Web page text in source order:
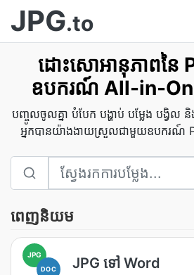
JPG.to
ដោះសោអានុភាពនៃ
ឧបករណ៍ All-in-
បញ្ចូលចូលគ្នា បំបែក បង្ហាប់ បម្លែង បង្វិល
អ្នកបានយ៉ាងងាយស្រួលជាមួយឧបករណ៍
ពេញនិយម
JPG
DOC JPG ទៅ Word